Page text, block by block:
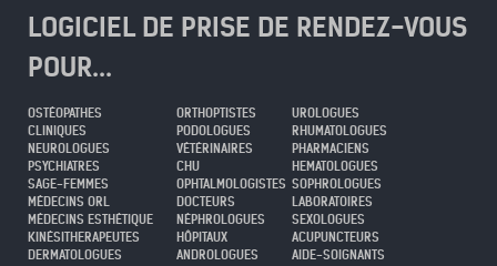
LOGICIEL DE PRISE DE RENDEZ-VOUS
POUR...
OSTÉOPATHES
CLINIQUES
NEUROLOGUES
PSYCHIATRES
SAGE-FEMMES
MÉDECINS ORL
MÉDECINS ESTHÉTIQUE
KINÉSITHERAPEUTES
DERMATOLOGUES
ORTHOPTISTES
PODOLOGUES
VÉTÉRINAIRES
CHU
OPHTALMOLOGISTES
DOCTEURS
NÉPHROLOGUES
HÔPITAUX
ANDROLOGUES
UROLOGUES
RHUMATOLOGUES
PHARMACIENS
HEMATOLOGUES
SOPHROLOGUES
LABORATOIRES
SEXOLOGUES
ACUPUNCTEURS
AIDE-SOIGNANTS